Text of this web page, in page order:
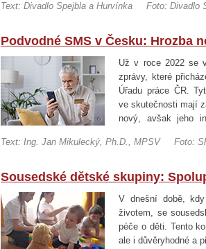
rekonstrukce…
Text: Divadlo Spejbla a Hurvínka Foto: Divadlo
Podvodné SMS v Česku: Hrozba
Už v roce 2022 se
zprávy, které
Úřadu práce ČR.
ve skutečnosti mají
nový, avšak jeho
Text: Ing. Jan Mikulecký, Ph.D., MPSV
Foto:
Sousedské dětské skupiny:
V dnešní době, kdy
životem, se
péče o děti. Tento
ale i důvěryhodné a